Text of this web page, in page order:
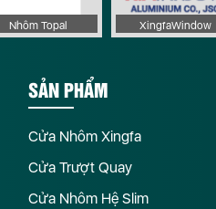
Nhôm Topal XingfaWindow
SẢN PHẨM
Cửa Nhôm Xingfa
Cửa Trượt Quay
Cửa Nhôm Hệ Slim